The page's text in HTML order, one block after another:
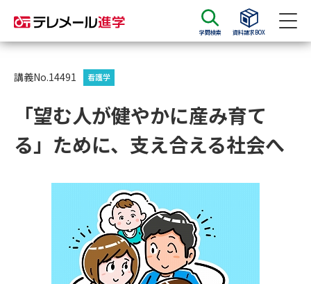
学問検索 資料請求BOX
資料請求
大学・短大の資料種類から請求
総合型選抜・学校推薦型選抜 募
募集要項＆願書
大学・短大以外の資料から請求
講義No.14491 看護学
「望む人が健やかに産み育て
る」ために、支え合える社会へ